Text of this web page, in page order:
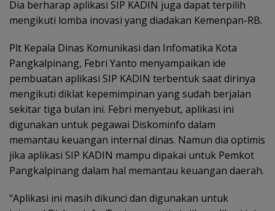
Dia berharap aplikasi SIP KADIN juga dapat terpilih
mengikuti lomba inovasi yang diadakan Kemenpan-RB.
Plt Kepala Dinas Komunikasi dan Infomatika Kota
Pangkalpinang, Febri Yanto menyampaikan ide
pembuatan aplikasi SIP KADIN terbentuk saat dirinya
mengikuti diklat kepemimpinan yang sudah berjalan
sekitar tiga bulan ini. Febri menyebut, aplikasi ini
digunakan untuk pegawai Diskominfo dalam
memantau keuangan internal dinas. Namun dia optimis
jika aplikasi SIP KADIN mampu dipakai untuk Pemkot
Pangkalpinang dalam hal memantau keuangan daerah.
“Aplikasi ini masih dikunci dan digunakan untuk